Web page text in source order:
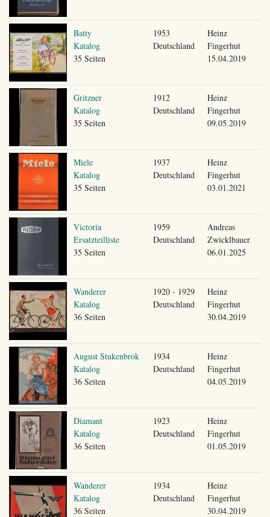
Batty
Katalog
35 Seiten
1953
Deutschland
Heinz
Fingerhut
15.04.2019
Gritzner
Katalog
35 Seiten
1912
Deutschland
Heinz
Fingerhut
09.05.2019
Miele
Katalog
35 Seiten
1937
Deutschland
Heinz
Fingerhut
03.01.2021
Victoria
Ersatzteilliste
35 Seiten
1959
Deutschland
Andreas
Zwicklbauer
06.01.2025
Wanderer
Katalog
36 Seiten
1920 - 1929
Deutschland
Heinz
Fingerhut
30.04.2019
August Stukenbrok
Katalog
36 Seiten
1934
Deutschland
Heinz
Fingerhut
04.05.2019
Diamant
Katalog
36 Seiten
1923
Deutschland
Heinz
Fingerhut
01.05.2019
Wanderer
Katalog
36 Seiten
1934
Deutschland
Heinz
Fingerhut
30.04.2019